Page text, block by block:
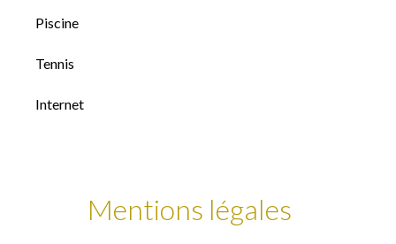
Piscine
Tennis
Internet
Mentions légales